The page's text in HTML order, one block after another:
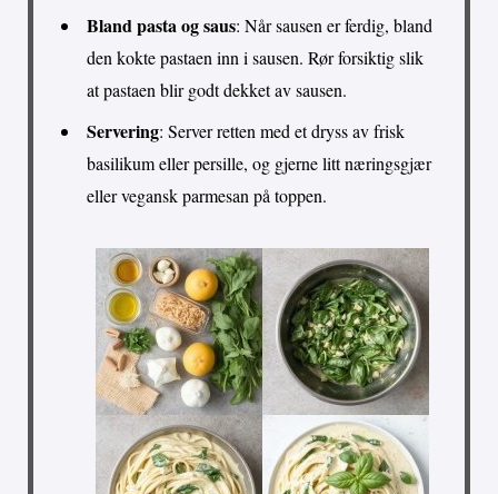
Bland pasta og saus: Når sausen er ferdig, bland
den kokte pastaen inn i sausen. Rør forsiktig slik
at pastaen blir godt dekket av sausen.
Servering: Server retten med et dryss av frisk
basilikum eller persille, og gjerne litt næringsgjær
eller vegansk parmesan på toppen.